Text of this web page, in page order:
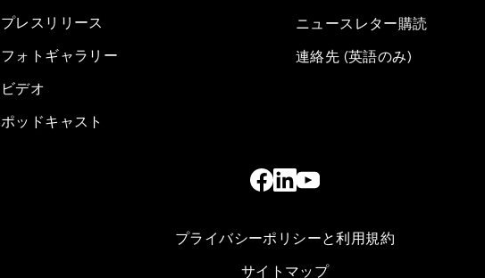
プレスリリース
フォトギャラリー
ビデオ
ポッドキャスト
ニュースレター購読
連絡先 (英語のみ)
プライバシーポリシーと利用規約
サイトマップ